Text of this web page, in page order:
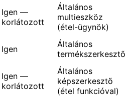
Igen —
korlátozott
Általános
multieszköz
(étel-ügynök)
Igen
Általános
termékszerkesztő
Igen —
korlátozott
Általános
képszerkesztő
(étel funkcióval)